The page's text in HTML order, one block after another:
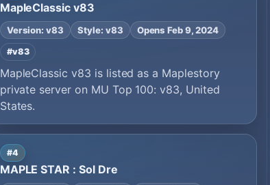
MapleClassic v83
Version: v83 Style: v83 Opens Feb 9, 2024
#v83
MapleClassic v83 is listed as a Maplestory
private server on MU Top 100: v83, United
States.
#4
MAPLE STAR : Sol Dre